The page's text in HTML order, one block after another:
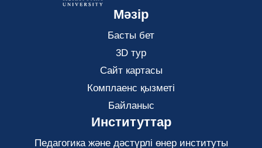
Мәзір
Басты бет
3D тур
Сайт картасы
Комплаенс қызметі
Байланыс
Институттар
Педагогика және дәстүрлі өнер институты